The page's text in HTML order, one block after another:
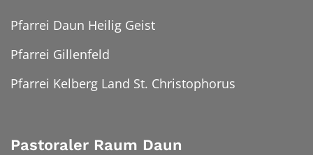
Pfarrei Daun Heilig Geist
Pfarrei Gillenfeld
Pfarrei Kelberg Land St. Christophorus
Pastoraler Raum Daun